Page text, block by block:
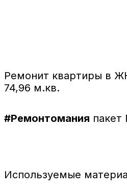
Ремонит квартиры в
74,96 м.кв.
#Ремонтомания
Используемые